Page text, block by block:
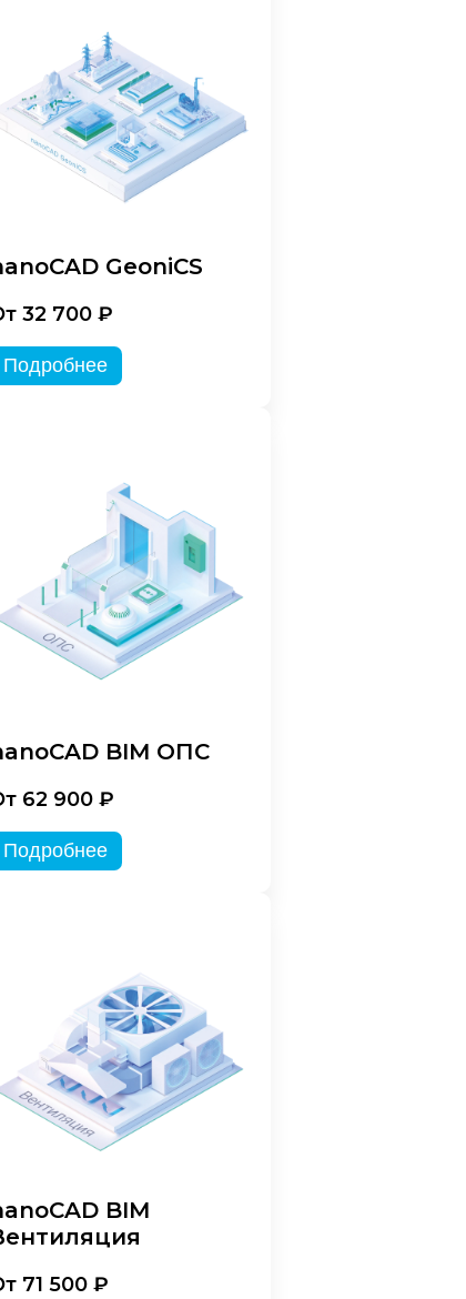
GeoniCS
32 700 ₽
Подробнее
BIM ОПС
62 900 ₽
Подробнее
BIM
71 500 ₽